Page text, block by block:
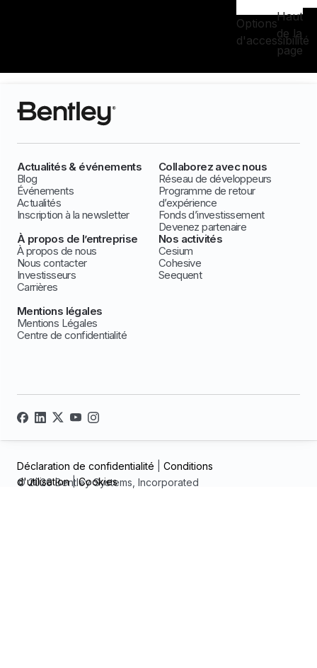
Options
d'accessibilité
Haut
de la
page
Actualités & événements
Blog
Événements
Actualités
Inscription à la newsletter
Collaborez avec nous
Réseau de développeurs
Programme de retour
d’expérience
Fonds d’investissement
Devenez partenaire
À propos de l’entreprise
À propos de nous
Nous contacter
Investisseurs
Carrières
Nos activités
Cesium
Cohesive
Seequent
Mentions légales
Mentions Légales
Centre de confidentialité
© 2026 Bentley Systems, Incorporated
Déclaration de confidentialité
Conditions
d'utilisation|Cookies